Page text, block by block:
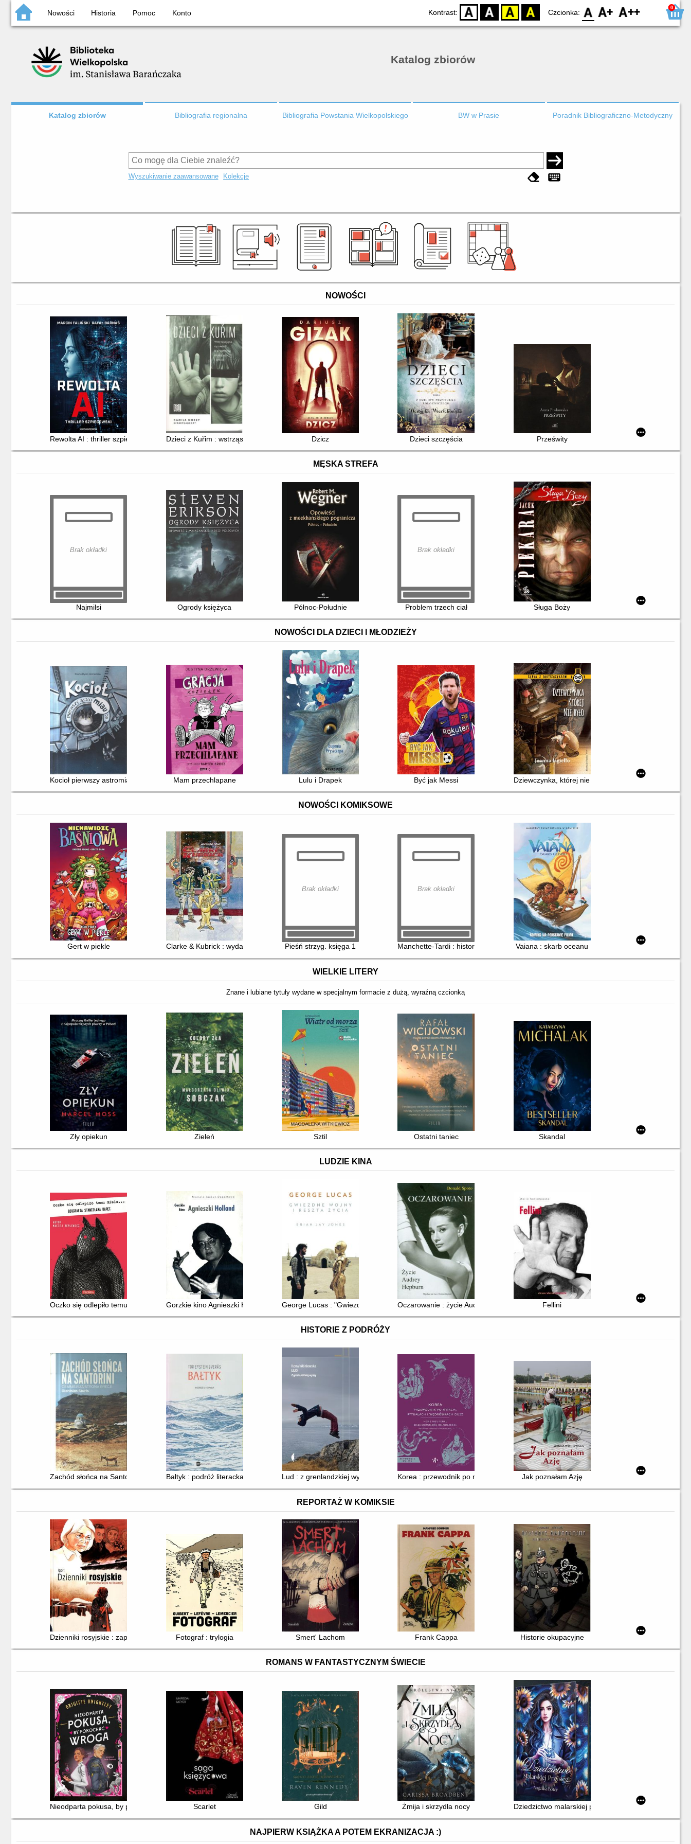
Nowości Historia Pomoc Konto Kontrast: D BW YB BY Czcionka: F0 F1 F2 0
Katalog zbiorów
Katalog zbiorów Bibliografia regionalna Bibliografia Powstania Wielkopolskiego BW w Prasie Poradnik Bibliograficzno-Metodyczny
Wyszukiwanie zaawansowane Kolekcje
NOWOŚCI
Rewolta AI : thriller szpiegowski Dzieci z Kuřim : wstrząsająca opowieść o przemocy, manipulacji i sekcie
Dzicz Dzieci szczęścia Prześwity
MĘSKA STREFA
Brak okładki
Najmilsi Ogrody księżyca Północ-Południe
Brak okładki
Problem trzech ciał Sługa Boży
NOWOŚCI DLA DZIECI I MŁODZIEŻY
Kocioł pierwszy astromiauta Mam przechlapane Lulu i Drapek Być jak Messi Dziewczynka, której nie było
NOWOŚCI KOMIKSOWE
Gert w piekle Clarke & Kubrick : wydanie zbiorcze
Brak okładki
Pieśń strzyg. księga 1
Brak okładki
Manchette-Tardi : historie zebrane. T. 1Vaiana : skarb oceanu
WIELKIE LITERY
Znane i lubiane tytuły wydane w specjalnym formacie z dużą, wyraźną czcionką
Zły opiekun Zieleń Sztil Ostatni taniec Skandal
LUDZIE KINA
Oczko się odlepiło temu misiu... : biografia Stanisława Barei
Gorzkie kino Agnieszki Holland George Lucas : "Gwiezdne wojny" i reszta życiaOczarowanie : życie Audrey Hepburn Fellini
HISTORIE Z PODRÓŻY
Zachód słońca na Santorini : ciemniejsza strona Grecji
Bałtyk : podróż literacka Lud : z grenlandzkiej wyspy Korea : przewodnik po mitach, rytuałach i wędrówkach dusz
Jak poznałam Azję
REPORTAŻ W KOMIKSIE
Dzienniki rosyjskie : zapomniana wojna na Kaukazie
Fotograf : trylogia Smert' Lachom Frank Cappa Historie okupacyjne
ROMANS W FANTASTYCZNYM ŚWIECIE
Nieodparta pokusa, by pokochać wroga Scarlet Gild Żmija i skrzydła nocy Dziedzictwo malarskiej przysięgi
NAJPIERW KSIĄŻKA A POTEM EKRANIZACJA :)